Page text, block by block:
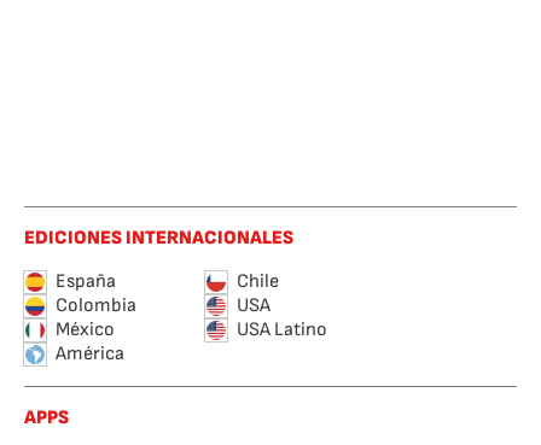
EDICIONES INTERNACIONALES
España
Chile
Colombia
USA
México
USA Latino
América
APPS